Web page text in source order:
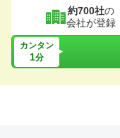
約700社の
会社が登録
カンタン
1分